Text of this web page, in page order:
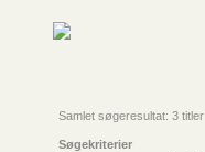
Samlet søgeresultat: 3 titler
Søgekriterier